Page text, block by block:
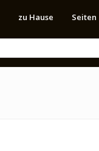
zu Hause Seiten